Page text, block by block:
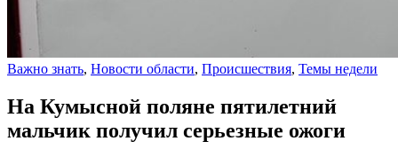
Важно знать, Новости области, Происшествия, Темы недели
На Кумысной поляне пятилетний
мальчик получил серьезные ожоги